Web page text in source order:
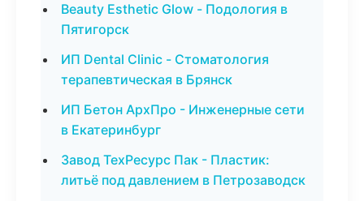
Beauty Esthetic Glow - Подология в
Пятигорск
ИП Dental Clinic - Стоматология
терапевтическая в Брянск
ИП Бетон АрхПро - Инженерные сети
в Екатеринбург
Завод ТехРесурс Пак - Пластик:
литьё под давлением в Петрозаводск